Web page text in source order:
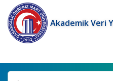
Akademik Veri
Ara